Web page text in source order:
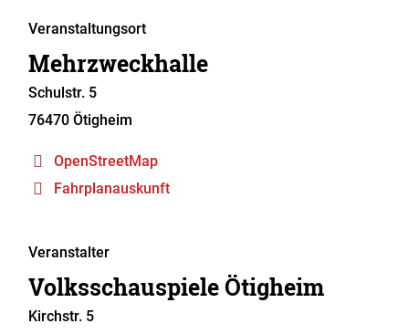
Veranstaltungsort
Mehrzweckhalle
Schulstr. 5
76470 Ötigheim
OpenStreetMap
Fahrplanauskunft
Veranstalter
Volksschauspiele Ötigheim
Kirchstr. 5